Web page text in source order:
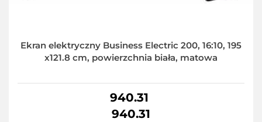
Ekran elektryczny Business Electric 200, 16:10, 195
x121.8 cm, powierzchnia biała, matowa
940.31
940.31